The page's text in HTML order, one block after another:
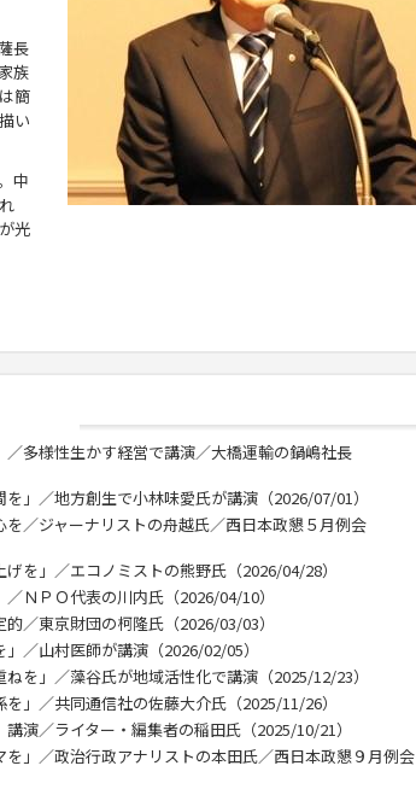
長
族
簡
い
中
光
多様性生かす経営で講演／大橋運輸の鍋嶋社長
」／地方創生で小林味愛氏が講演（2026/07/01）
／ジャーナリストの舟越氏／西日本政懇５月例会
を」／エコノミストの熊野氏（2026/04/28）
ＮＰＯ代表の川内氏（2026/04/10）
／東京財団の柯隆氏（2026/03/03）
／山村医師が講演（2026/02/05）
」／藻谷氏が地域活性化で講演（2025/12/23）
」／共同通信社の佐藤大介氏（2025/11/26）
演／ライター・編集者の稲田氏（2025/10/21）
」／政治行政アナリストの本田氏／西日本政懇９月例会